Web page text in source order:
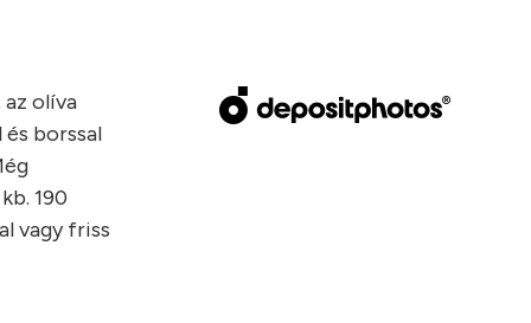
olíva
borssal
190
vagy friss